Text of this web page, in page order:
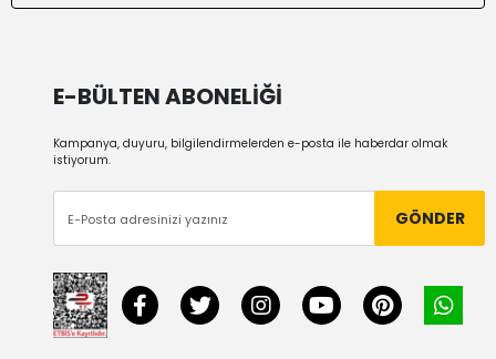
E-BÜLTEN ABONELİĞİ
Kampanya, duyuru, bilgilendirmelerden e-posta ile haberdar olmak
istiyorum.
GÖNDER